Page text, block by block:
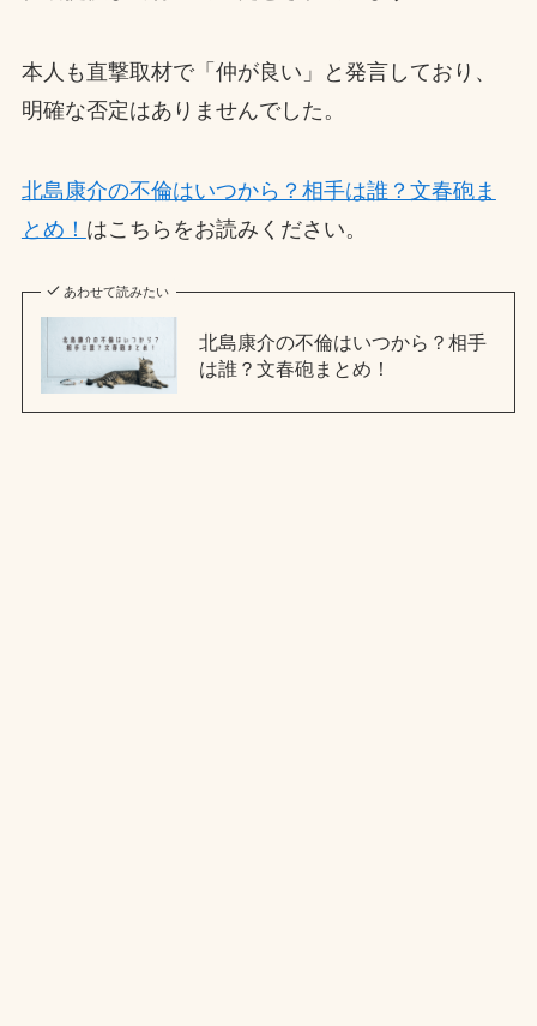
本人も直撃取材で「仲が良い」と発言しており、
明確な否定はありませんでした。
北島康介の不倫はいつから？相手は誰？文春砲ま
とめ！ はこちらをお読みください。
あわせて読みたい
北島康介の不倫はいつから？相手
は誰？文春砲まとめ！